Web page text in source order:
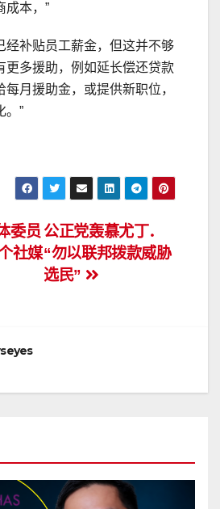
成本，”
经补贴员工薪金，但这并不够
更多援助，例如延长偿还贷款
月援助金，或提供新职位，
。”
公正党轰慕尤丁．
“勿以联邦拨款威胁
选民”
委员
社媒